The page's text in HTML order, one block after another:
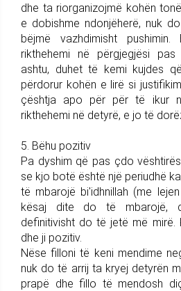
dhe ta riorganizojmë kohën
e dobishme ndonjëherë, nuk
bëjmë vazhdimisht
rikthehemi në përgjegjësi
ashtu, duhet të kemi kujdes
përdorur kohën e lirë si
çështja apo për për të ikur
rikthehemi në detyrë, e jo të
5. Bëhu pozitiv
Pa dyshim që pas çdo
se kjo botë është një periudhë
të mbarojë bi'idhnillah (me
kësaj dite do të mbarojë,
definitivisht do të jetë më mirë.
dhe ji pozitiv.
Nëse filloni të keni mendime
nuk do të arrij ta kryej detyrën
prapë dhe fillo të mendosh